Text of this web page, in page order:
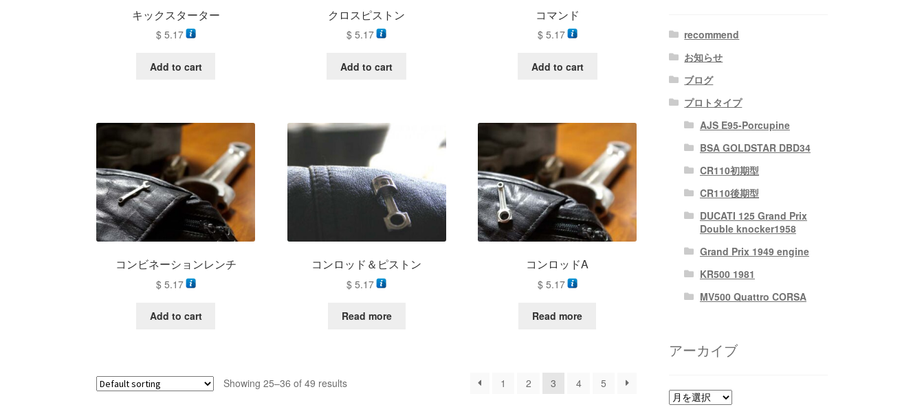
キックスターター
$5.17
Add to cart
クロスピストン
$ 5.17
Add to cart
コマンド
$5.17
Add to cart
コンビネーションレンチ
$5.17
Add to cart
コンロッド＆ピストン
$ 5.17
Read more
コンロッドA
$5.17
Read more
Showing 25–36 of 49 results 1 2 3 4 5
recommend
お知らせ
ブログ
プロトタイプ
AJS E95-Porcupine
BSA GOLDSTAR DBD34
CR110初期型
CR110後期型
DUCATI 125 Grand Prix
Double knocker1958
Grand Prix 1949 engine
KR500 1981
MV500 Quattro CORSA
アーカイブ
ア